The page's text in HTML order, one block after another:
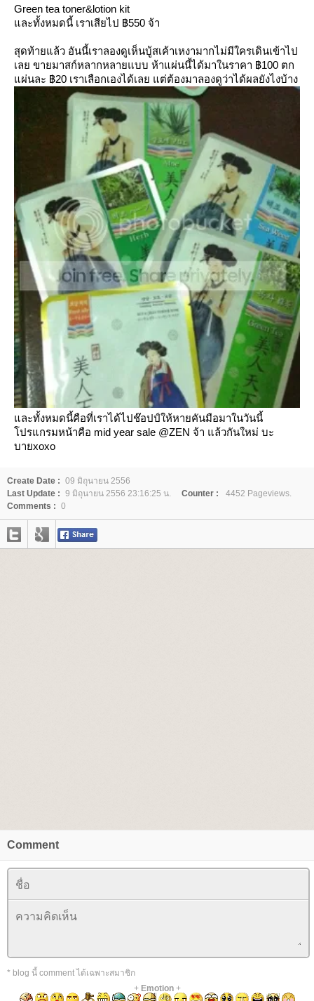
Green tea toner&lotion kit
ละทั้งหมดนี้ เราเสียไป ฿550 จ้า
สุดท้ายแล้ว อันนี้เราลองดูเห็นบู้สเค้าเหงามากไม่มีใครเดินเข้าไป
เลย ขายมาสก์หลากหลายแบบ ห้าแผ่นนี้ได้มาในราคา ฿100 ตก
ผ่นละ ฿20 เราเลือกเองได้เลย แต่ต้องมาลองดูว่าได้ผลยังไงบ้าง
ละทั้งหมดนี้คือที่เราได้ไปช๊อปป์ให้หายคันมือมาในวันนี้
ปรแกรมหน้าคือ mid year sale @ZEN จ้า แล้วกันใหม่ บะ
บายxoxo
Create Date : 09 มิถุนายน 2556
Last Update : 9 มิถุนายน 2556 23:16:25 น. Counter :
4452 Pageviews.
Comments : 0
Comment
* blog นี้ comment ได้เฉพาะสมาชิก
+ Emotion+